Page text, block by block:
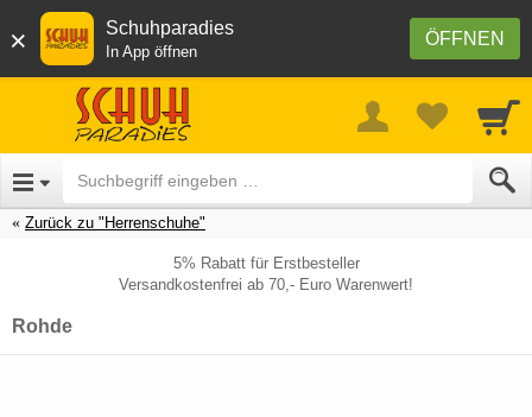
× ÖFFNEN
Schuhparadies
In App öffnen
Zurück zu "Herrenschuhe"
5% Rabatt für Erstbesteller
Versandkostenfrei ab 70,- Euro Warenwert!
Rohde